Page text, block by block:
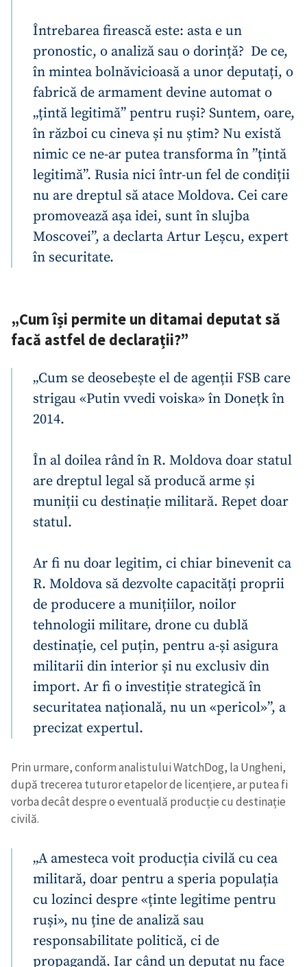
Trimite o informație
Despre ZdG
на русском
Întrebarea firească este: asta e un
pronostic, o analiză sau o dorință? De ce,
în mintea bolnăvicioasă a unor deputați, o
fabrică de armament devine automat o
„țintă legitimă” pentru ruși? Suntem, oare,
în război cu cineva și nu știm? Nu există
nimic ce ne-ar putea transforma în ”țintă
legitimă”. Rusia nici într-un fel de condiții
nu are dreptul să atace Moldova. Cei care
promovează așa idei, sunt în slujba
Moscovei”, a declarta Artur Leșcu, expert
în securitate.
„Cum își permite un ditamai deputat să
facă astfel de declarații?”
„Cum se deosebește el de agenții FSB care
strigau «Putin vvedi voiska» în Donețk în
2014.
În al doilea rând în R. Moldova doar statul
are dreptul legal să producă arme și
muniții cu destinație militară. Repet doar
statul.
Ar fi nu doar legitim, ci chiar binevenit ca
R. Moldova să dezvolte capacități proprii
de producere a munițiilor, noilor
tehnologii militare, drone cu dublă
destinație, cel puțin, pentru a-și asigura
militarii din interior și nu exclusiv din
import. Ar fi o investiție strategică în
securitatea națională, nu un «pericol»”, a
precizat expertul.
Prin urmare, conform analistului WatchDog, la Ungheni,
după trecerea tuturor etapelor de licențiere, ar putea fi
vorba decât despre o eventuală producție cu destinație
civilă.
„A amesteca voit producția civilă cu cea
militară, doar pentru a speria populația
cu lozinci despre «ținte legitime pentru
ruși», nu ține de analiză sau
responsabilitate politică, ci de
propagandă. Iar când un deputat nu face